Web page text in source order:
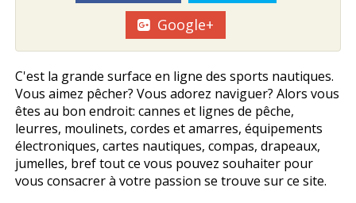
Google+
C'est la grande surface en ligne des sports nautiques.
Vous aimez pêcher? Vous adorez naviguer? Alors vous
êtes au bon endroit: cannes et lignes de pêche,
leurres, moulinets, cordes et amarres, équipements
électroniques, cartes nautiques, compas, drapeaux,
jumelles, bref tout ce vous pouvez souhaiter pour
vous consacrer à votre passion se trouve sur ce site.